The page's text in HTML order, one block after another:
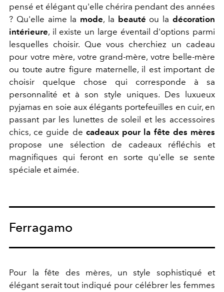
pensé et élégant qu'elle chérira pendant des années
? Qu'elle aime la mode, la beauté ou ladécoration
intérieure, il existe un large éventail d'options parmi
lesquelles choisir. Que vous cherchiez un cadeau
pour votre mère, votre grand-mère, votre belle-mère
ou toute autre figure maternelle, il est important de
choisir quelque chose qui corresponde à sa
personnalité et à son style uniques. Des luxueux
pyjamas en soie aux élégants portefeuilles en cuir, en
passant par les lunettes de soleil et les accessoires
chics, ce guide de cadeaux pour la fête des mères
propose une sélection de cadeaux réfléchis et
magnifiques qui feront en sorte qu'elle se sente
spéciale et aimée.
Ferragamo
Pour la fête des mères, un style sophistiqué et
élégant serait tout indiqué pour célébrer les femmes